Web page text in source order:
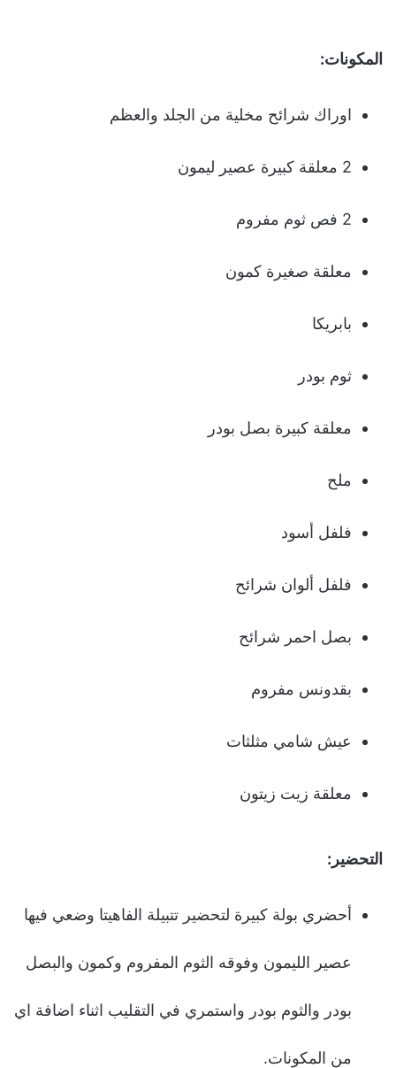
المكونات:
اوراك شرائح مخلية من الجلد والعظم
2 معلقة كبيرة عصير ليمون
2 فص ثوم مفروم
معلقة صغيرة كمون
بابريكا
ثوم بودر
معلقة كبيرة بصل بودر
ملح
فلفل أسود
فلفل ألوان شرائح
بصل احمر شرائح
بقدونس مفروم
عيش شامي مثلثات
معلقة زيت زيتون
التحضير:
أحضري بولة كبيرة لتحضير تتبيلة الفاهيتا وضعي فيها
عصير الليمون وفوقه الثوم المفروم وكمون والبصل
بودر والثوم بودر واستمري في التقليب اثناء اضافة اي
من المكونات.